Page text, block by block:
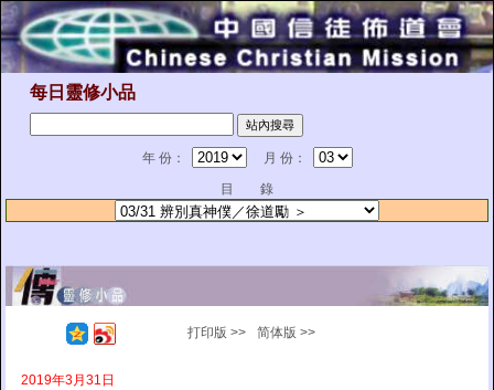
每日靈修小品
年 份：
月 份：
目 錄
打印版 >> 简体版 >>
2019年3月31日